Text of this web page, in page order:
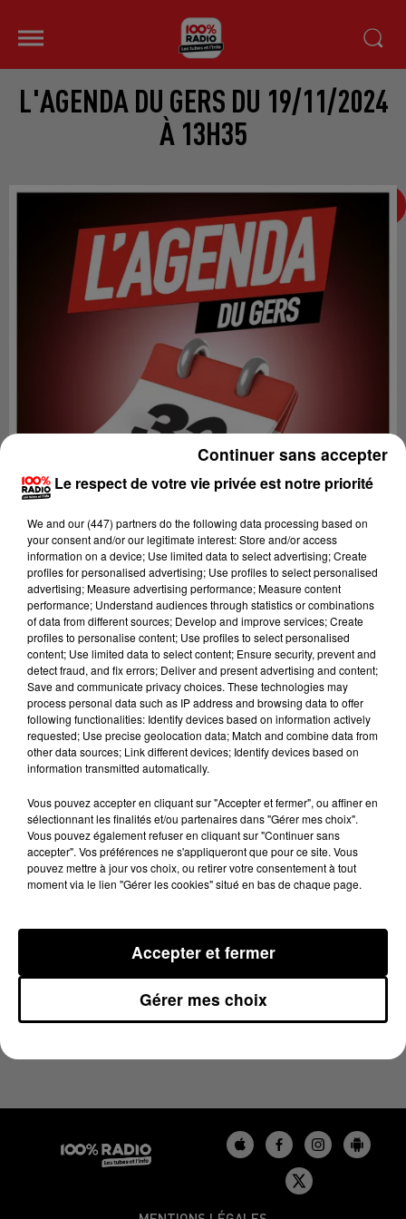
L'AGENDA DU GERS DU 19/11/2024
À 13H35
Lecture (13 min 39 sec)
100%
19 novembre 2024 - 13 min 39 sec
L'AGENDA DU GERS DU 19/11/2024 À 13H35
Le respect de votre vie privée est notre priorité
We and our (447) partnersdo the following data processing based on
your consent and/or our legitimate interest: Store and/or access
information on a device; Use limited data to select advertising; Create
profiles for personalised advertising; Use profiles to select personalised
advertising; Measure advertising performance; Measure content
performance; Understand audiences through statistics or combinations
of data from different sources; Develop and improve services; Create
profiles to personalise content; Use profiles to select personalised
content; Use limited data to select content; Ensure security, prevent and
detect fraud, and fix errors; Deliver and present advertising and content;
Save and communicate privacy choices. These technologies may
process personal data such as IP address and browsing data to offer
following functionalities: Identify devices based on information actively
requested; Use precise geolocation data; Match and combine data from
other data sources; Link different devices; Identify devices based on
information transmitted automatically.
Vous pouvez accepter en cliquant sur "Accepter et fermer", ou affiner en
sélectionnant les finalités et/ou partenaires dans "Gérer mes choix".
Vous pouvez également refuser en cliquant sur "Continuer sans
accepter". Vos préférences ne s'appliqueront que pour ce site. Vous
pouvez mettre à jour vos choix, ou retirer votre consentement à tout
moment via le lien "Gérer les cookies" situé en bas de chaque page.
Gérer mes choix
Accepter et fermer
Continuer sans accepter